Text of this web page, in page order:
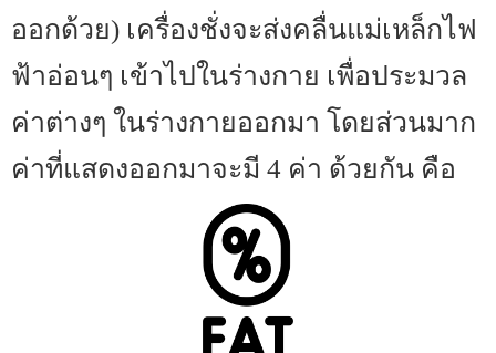
ออกด้วย) เครื่องชั่งจะส่งคลื่นแม่เหล็กไฟ
ฟ้าอ่อนๆ เข้าไปในร่างกาย เพื่อประมวล
ค่าต่างๆ ในร่างกายออกมา โดยส่วนมาก
ค่าที่แสดงออกมาจะมี 4 ค่า ด้วยกัน คือ